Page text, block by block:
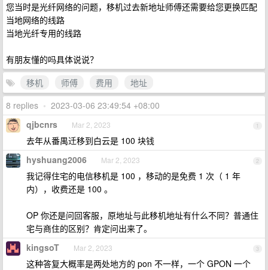
您当时是光纤网络的问题，移机过去新地址师傅还需要给您更换匹配
当地网络的线路
当地光纤专用的线路
有朋友懂的吗具体说说？
移机
师傅 费用
地址
8 replies • 2023-03-06 23:49:54 +08:00
1
qjbcnrs Mar 2, 2023
去年从番禺迁移到白云是 100 块钱
2
hyshuang2006 Mar 2, 2023
我记得住宅的电信移机是 100 ，移动的是免费 1 次（ 1 年
内），收费还是 100 。
OP 你还是问回客服，原地址与此移机地址有什么不同？普通住
宅与商住的区别？肯定问出来了。
3
kingsoT Mar 2, 2023
这种答复大概率是两处地方的 pon 不一样，一个 GPON 一个